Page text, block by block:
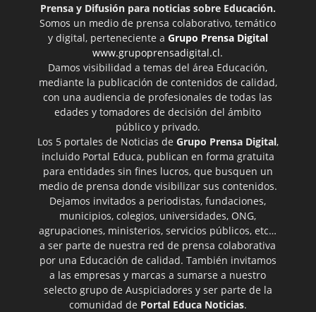
Prensa y Difusión para noticias sobre Educación.
Somos un medio de prensa colaborativo, temático
y digital, perteneciente a Grupo Prensa Digital
www.grupoprensadigital.cl.
Damos visibilidad a temas del área Educación,
mediante la publicación de contenidos de calidad,
con una audiencia de profesionales de todas las
edades y tomadores de decisión del ámbito
público y privado.
Los 5 portales de Noticias de Grupo Prensa Digital,
incluido Portal Educa, publican en forma gratuita
para entidades sin fines lucros, que busquen un
medio de prensa donde visibilizar sus contenidos.
Dejamos invitados a periodistas, fundaciones,
municipios, colegios, universidades, ONG,
agrupaciones, ministerios, servicios públicos, etc…
a ser parte de nuestra red de prensa colaborativa
por una Educación de calidad. También invitamos
a las empresas y marcas a sumarse a nuestro
selecto grupo de Auspiciadores y ser parte de la
comunidad de Portal Educa Noticias.